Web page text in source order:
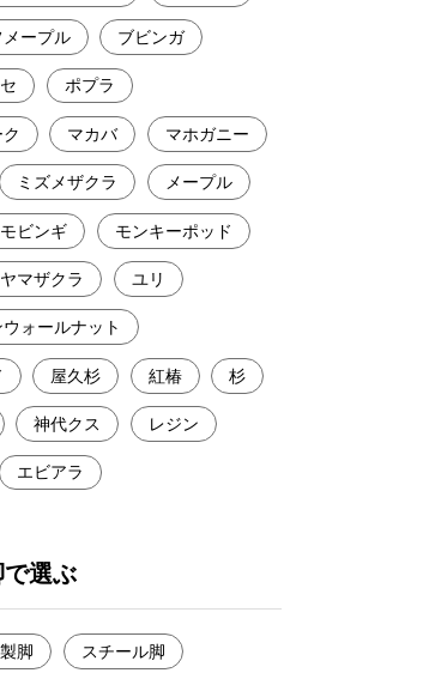
メープル ブビンガ
ポプラ
マカバ マホガニー
ミズメザクラ メープル
モビンギ モンキーポッド
ヤマザクラ ユリ
ォールナット
屋久杉 紅椿 杉
神代クス レジン
エビアラ
選ぶ
脚 スチール脚